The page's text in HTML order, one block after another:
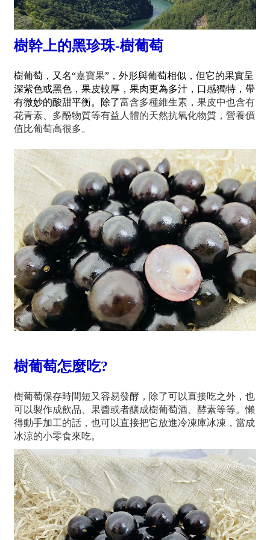
樹幹上的黑珍珠-樹葡萄
樹葡萄，又名“嘉寶果”，外形與葡萄相似，但它的果實呈
深紫色或黑色，果皮較厚，果肉更為多汁，口感獨特，帶
有微妙的酸甜平衡。除了富含多種維生素，果皮中也含有
花青素、多酚物質等有益人體的天然抗氧化物質，營養價
值比葡萄高很多。
樹葡萄怎麼吃?
樹葡萄保存時間短又容易發酵，除了可以直接吃之外，也
可以製作成飲品、果醬或者釀成樹葡萄酒、酵素等等。懶
得動手加工的話，也可以直接把它放進冷凍庫冰凍，當成
冰涼的小零食來吃。